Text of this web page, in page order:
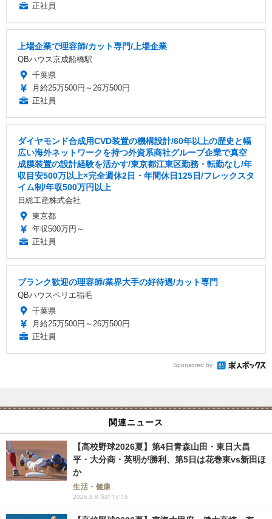
正社員
上場企業で理容師/カット専門/上場企業
QBハウス京成船橋駅
千葉県
月給25万500円～26万500円
正社員
ダイヤモンド合成用CVD装置の機構設計/60年以上の歴史と幅
広い海外ネットワークを持つ外資系商社グループ企業で真空
成膜装置の設計経験を活かす/東京都江東区勤務・転勤なし/年
収目安500万以上×完全週休2日・年間休日125日/フレックスタ
イム制/年収500万円以上
日総工産株式会社
東京都
年収500万円～
正社員
ブランク歓迎の理容師/業界大手の好待遇/カット専門
QBハウスペリエ稲毛
千葉県
月給25万500円～26万500円
正社員
Sponsored by
関連ニュース
【高校野球2026夏】第4日青森山田・東日大昌
平・大分商・英明が勝利、第5日は花巻東vs新田ほ
か
生活・健康
2026.8.8 Sat 15:15